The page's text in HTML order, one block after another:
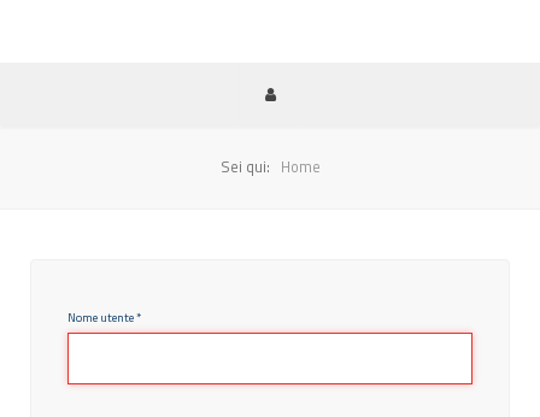
Sei qui: Home
Nome utente*